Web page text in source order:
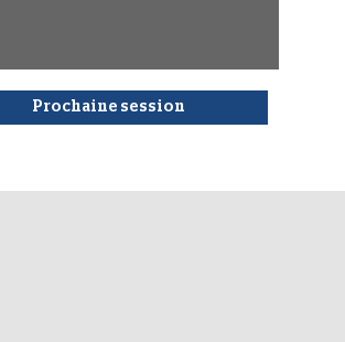
Prochaine session